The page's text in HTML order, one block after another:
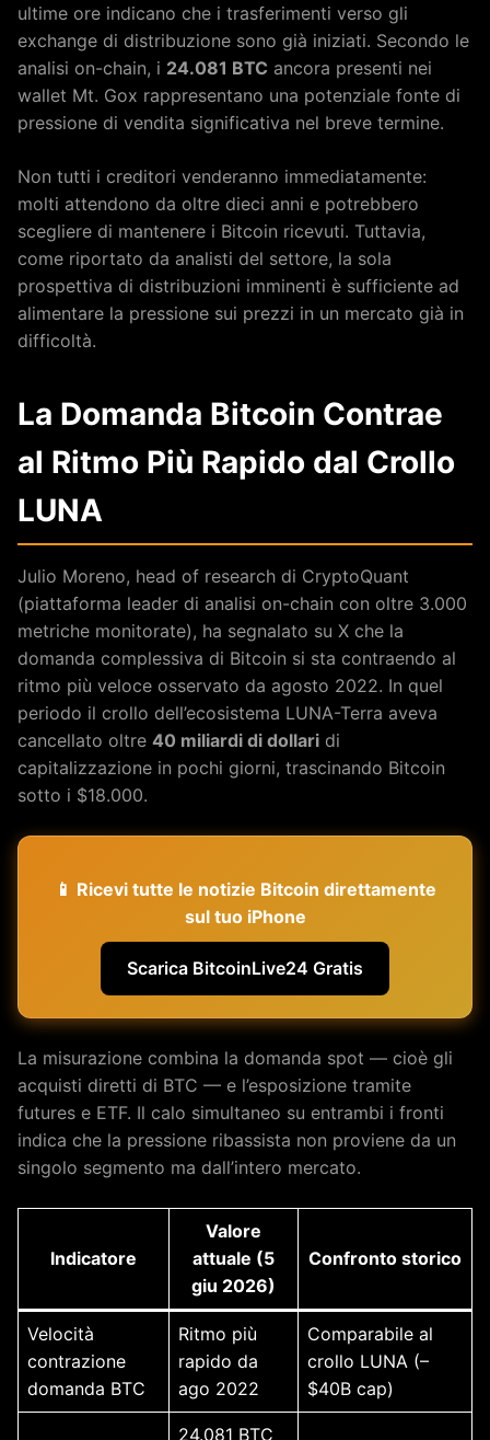
ultime ore indicano che i trasferimenti verso gli
exchange di distribuzione sono già iniziati. Secondo le
analisi on-chain, i 24.081 BTC ancora presenti nei
wallet Mt. Gox rappresentano una potenziale fonte di
pressione di vendita significativa nel breve termine.
Non tutti i creditori venderanno immediatamente:
molti attendono da oltre dieci anni e potrebbero
scegliere di mantenere i Bitcoin ricevuti. Tuttavia,
come riportato da analisti del settore, la sola
prospettiva di distribuzioni imminenti è sufficiente ad
alimentare la pressione sui prezzi in un mercato già in
difficoltà.
La Domanda Bitcoin Contrae
al Ritmo Più Rapido dal Crollo
LUNA
Julio Moreno, head of research di CryptoQuant
(piattaforma leader di analisi on-chain con oltre 3.000
metriche monitorate), ha segnalato su X che la
domanda complessiva di Bitcoin si sta contraendo al
ritmo più veloce osservato da agosto 2022. In quel
periodo il crollo dell’ecosistema LUNA-Terra aveva
cancellato oltre 40 miliardi di dollari di
capitalizzazione in pochi giorni, trascinando Bitcoin
sotto i $18.000.
📱 Ricevi tutte le notizie Bitcoin direttamente
sul tuo iPhone
Scarica BitcoinLive24 Gratis
La misurazione combina la domanda spot — cioè gli
acquisti diretti di BTC — e l’esposizione tramite
futures e ETF. Il calo simultaneo su entrambi i fronti
indica che la pressione ribassista non proviene da un
singolo segmento ma dall’intero mercato.
Indicatore
Valore
attuale (5
giu 2026)
Confronto storico
Velocità
contrazione
domanda BTC
Ritmo più
rapido da
ago 2022
Comparabile al
crollo LUNA (–
$40B cap)
24.081 BTC